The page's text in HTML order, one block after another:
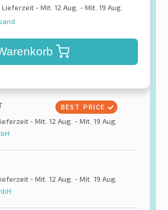
- Mit. 12 Aug. - Mit. 19 Aug.
- Mit. 12 Aug. - Mit. 19 Aug.
- Mit. 12 Aug. - Mit. 19 Aug.